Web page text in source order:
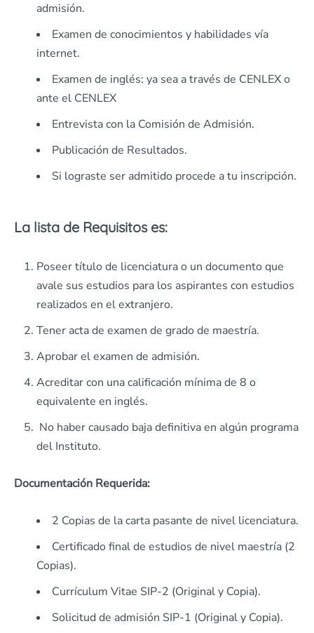
admisión.
Examen de conocimientos y habilidades vía
internet.
Examen de inglés: ya sea a través de CENLEX o
ante el CENLEX
Entrevista con la Comisión de Admisión.
Publicación de Resultados.
Si lograste ser admitido procede a tu inscripción.
La lista de Requisitos es:
Poseer título de licenciatura o un documento que
avale sus estudios para los aspirantes con estudios
realizados en el extranjero.
Tener acta de examen de grado de maestría.
Aprobar el examen de admisión.
Acreditar con una calificación mínima de 8 o
equivalente en inglés.
No haber causado baja definitiva en algún programa
del Instituto.
Documentación Requerida:
2 Copias de la carta pasante de nivel licenciatura.
Certificado final de estudios de nivel maestría (2
Copias).
Currículum Vitae SIP-2 (Original y Copia).
Solicitud de admisión SIP-1 (Original y Copia).